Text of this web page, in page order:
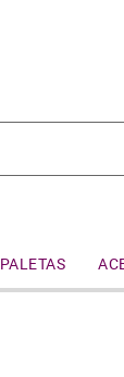
PALETAS